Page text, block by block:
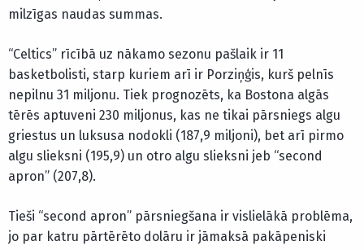
milzīgas naudas summas.
“Celtics” rīcībā uz nākamo sezonu pašlaik ir 11
basketbolisti, starp kuriem arī ir Porziņģis, kurš pelnīs
nepilnu 31 miljonu. Tiek prognozēts, ka Bostona algās
tērēs aptuveni 230 miljonus, kas ne tikai pārsniegs algu
griestus un luksusa nodokli (187,9 miljoni), bet arī pirmo
algu slieksni (195,9) un otro algu slieksni jeb “second
apron” (207,8).
Tieši “second apron” pārsniegšana ir vislielākā problēma,
jo par katru pārtērēto dolāru ir jāmaksā pakāpeniski